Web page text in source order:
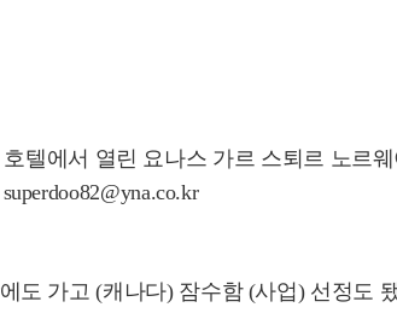
텔에서 열린 요나스 가르 스퇴르 노르
도 가고 (캐나다) 잠수함 (사업) 선정도